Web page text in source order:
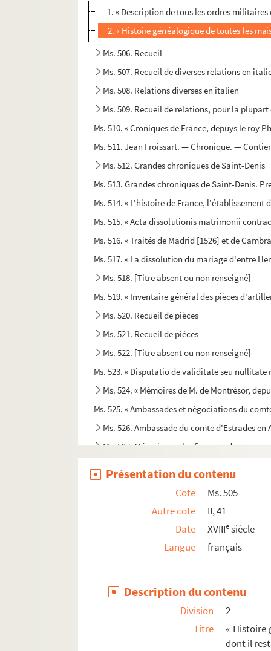
1. « Description de tous les ordres
2. « Histoire généalogique de toutes les
Ms. 506. Recueil
Ms. 507. Recueil de diverses relations en
Ms. 508. Relations diverses en italien
Ms. 509. Recueil de relations, pour la
Ms. 510. « Croniques de France, depuys le roy
Ms. 511. Jean Froissart. — Chronique. —
Ms. 512. Grandes chroniques de Saint-Denis
Ms. 513. Grandes chroniques de Saint-Denis.
Ms. 514. « L'histoire de France,
Ms. 515. « Acta dissolutionis matrimonii
Ms. 516. « Traités de Madrid [1526] et de
Ms. 517. « La dissolution du mariage d'entre
Ms. 518. [Titre absent ou non renseigné]
Ms. 519. « Inventaire général des pièces
Ms. 520. Recueil de pièces
Ms. 521. Recueil de pièces
Ms. 522. [Titre absent ou non renseigné]
Ms. 523. « Disputatio de validitate seu
Ms. 524. « Mémoires de M. de Montrésor,
Ms. 525. « Ambassades et négociations du
Ms. 526. Ambassade du comte d'Estrades en
Ms. 527. Mémoire sur les finances du
Ms. 529. « Mémoires de Monsieur le comte de
Ms. 534. Portraits des membres du Parlement
Ms. 535. Fouquet. — « Deffences sur tous les
Ms. 536. [Titre absent ou non renseigné]
Ms. 537. Recueil relatif aux droits de Marie-
Présentation du contenu
Cote
Ms. 505
Autre cote
II, 41
Date
XVIIIesiècle
Langue
français
Description du contenu
Division
2
Titre
« Histoire
dont il